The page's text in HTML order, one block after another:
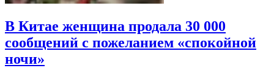
В Китае женщина продала 30 000
сообщений с пожеланием «спокойной
ночи»